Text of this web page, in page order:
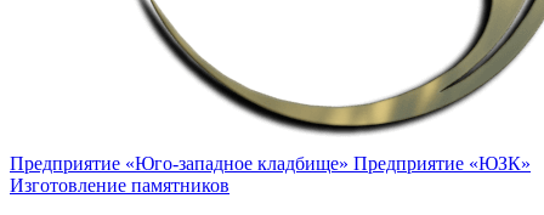
Предприятие «Юго-западное кладбище» Предприятие «ЮЗК»
Изготовление памятников